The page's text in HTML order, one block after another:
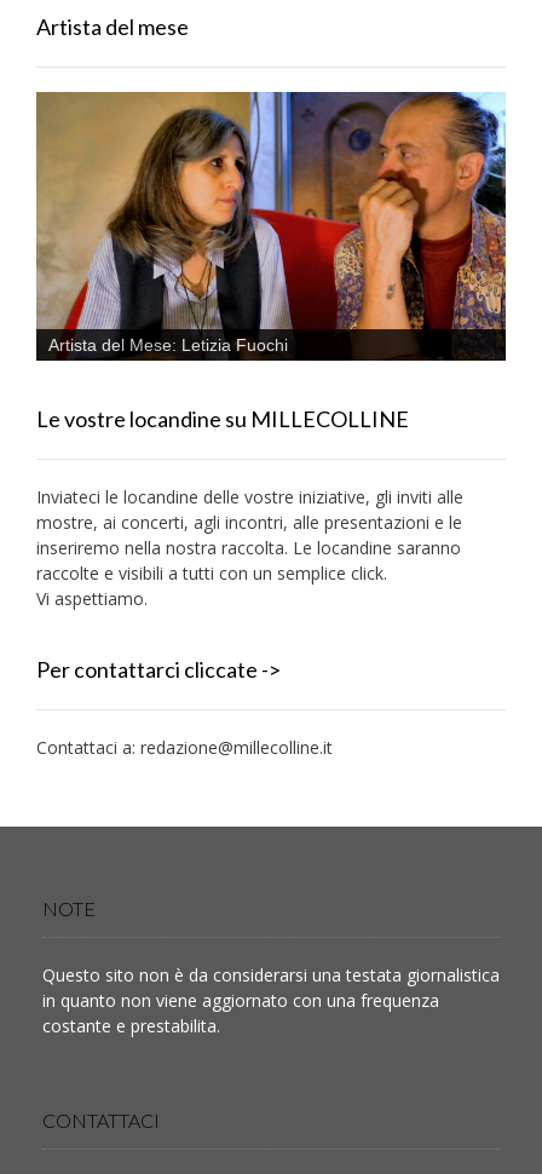
Artista del mese
Artista del Mese: Letizia Fuochi
Le vostre locandine su MILLECOLLINE
Inviateci le locandine delle vostre iniziative, gli inviti alle
mostre, ai concerti, agli incontri, alle presentazioni e le
inseriremo nella nostra raccolta. Le locandine saranno
raccolte e visibili a tutti con un semplice click.
Vi aspettiamo.
Per contattarci cliccate ->
Contattaci a: redazione@millecolline.it
NOTE
Questo sito non è da considerarsi una testata giornalistica
in quanto non viene aggiornato con una frequenza
costante e prestabilita.
CONTATTACI